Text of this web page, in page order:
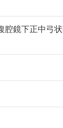
腔鏡下正中弓